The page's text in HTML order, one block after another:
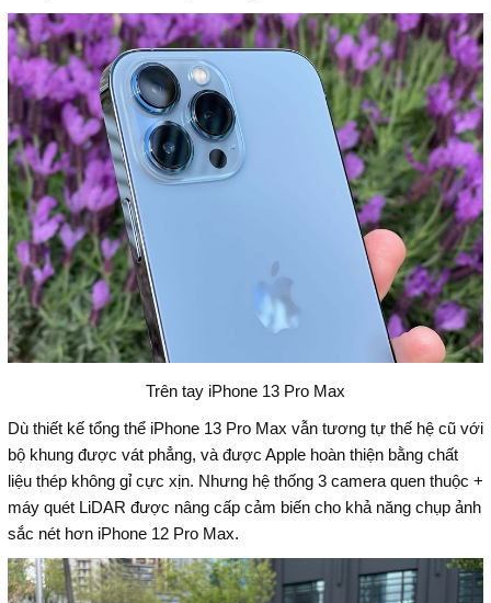
Trên tay iPhone 13 Pro Max
Dù thiết kế tổng thể iPhone 13 Pro Max vẫn tương tự thế hệ cũ với
bộ khung được vát phẳng, và được Apple hoàn thiện bằng chất
liệu thép không gỉ cực xịn. Nhưng hệ thống 3 camera quen thuộc +
máy quét LiDAR được nâng cấp cảm biến cho khả năng chụp ảnh
sắc nét hơn iPhone 12 Pro Max.